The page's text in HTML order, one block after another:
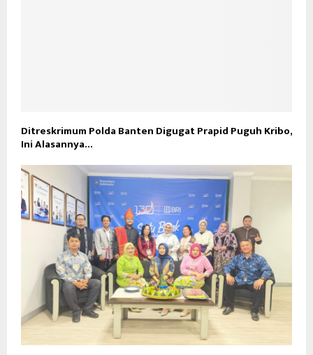
Ditreskrimum Polda Banten Digugat Prapid Puguh Kribo,
Ini Alasannya…